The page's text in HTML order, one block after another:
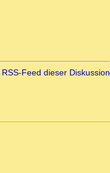
RSS-Feed dieser Diskussion